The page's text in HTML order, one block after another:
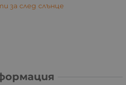
за след слънце